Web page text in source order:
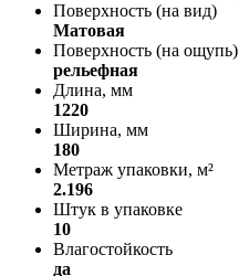
Поверхность (на вид)
Матовая
Поверхность (на ощупь)
рельефная
Длина, мм
1220
Ширина, мм
180
Метраж упаковки, м²
2.196
Штук в упаковке
10
Влагостойкость
да